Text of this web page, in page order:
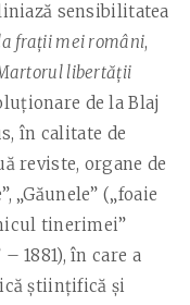
sensibilitatea
fraţii mei români,
libertăţii
de la Blaj
în calitate de
reviste, organe de
„Găunele” („foaie
tinerimei”
1881), în care a
ştiinţifică şi